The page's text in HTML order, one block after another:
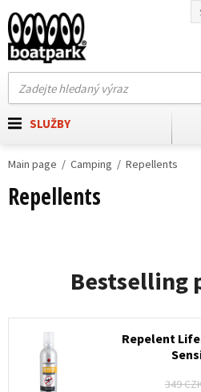
SLUŽBY
Main page Camping Repellents
Repellents
Bestselling
Repelent
349